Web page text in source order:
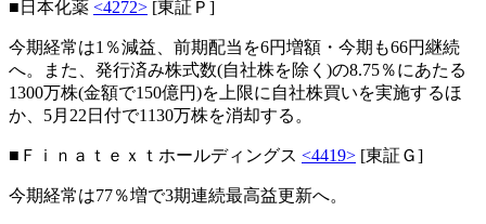
■日本化薬 <4272> [東証Ｐ]
今期経常は1％減益、前期配当を6円増額・今期も66円継続
へ。また、発行済み株式数(自社株を除く)の8.75％にあたる
1300万株(金額で150億円)を上限に自社株買いを実施するほ
か、5月22日付で1130万株を消却する。
■Ｆｉｎａｔｅｘｔホールディングス <4419> [東証Ｇ]
今期経常は77％増で3期連続最高益更新へ。